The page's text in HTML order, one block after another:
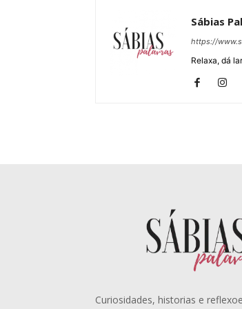
Sábias
https://
Relaxa, dá
Curiosidades, historias e